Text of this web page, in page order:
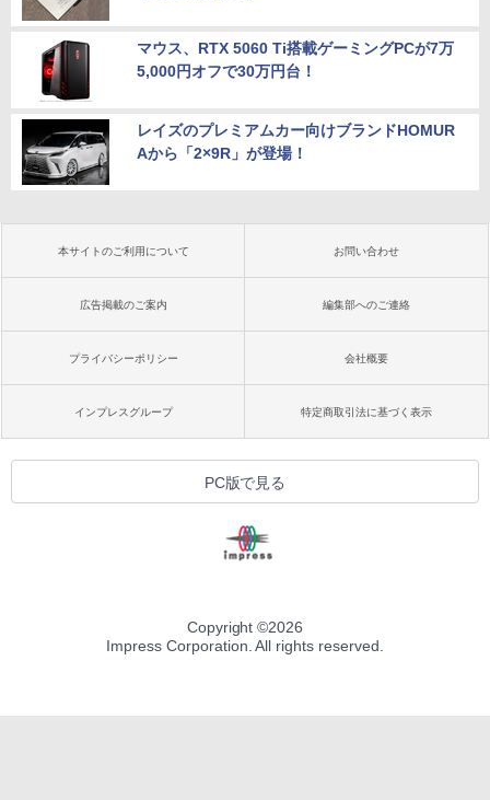
マウス、RTX 5060 Ti搭載ゲーミングPCが7万
5,000円オフで30万円台！
レイズのプレミアムカー向けブランドHOMUR
Aから「2×9R」が登場！
本サイトのご利用について お問い合わせ
広告掲載のご案内 編集部へのご連絡
プライバシーポリシー 会社概要
インプレスグループ 特定商取引法に基づく表示
PC版で見る
Copyright ©2026
Impress Corporation. All rights reserved.